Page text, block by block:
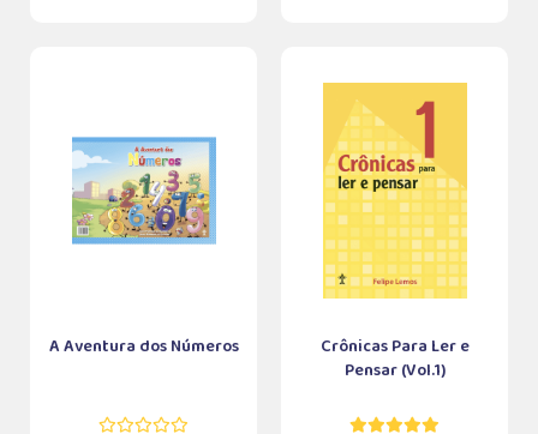
A Aventura dos Números
Crônicas Para Ler e
Pensar (Vol.1)